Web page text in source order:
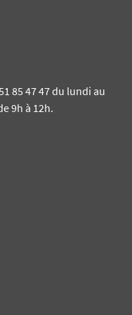
85 47 47 du lundi au
9h à 12h.